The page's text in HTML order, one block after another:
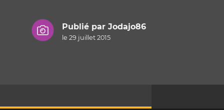
Publié par Jodajo86
le 29 juillet 2015